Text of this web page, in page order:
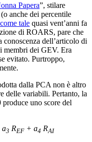
Papera”, stilare
anche dei percentile
tale quasi vent’anni fa
di ROARS, pare che
dell’articolo di
membri dei GEV. Era
evitato. Purtroppo,
dalla PCA non è altro
delle variabili. Pertanto, la
uno score del
a3 REF + a4 RAI